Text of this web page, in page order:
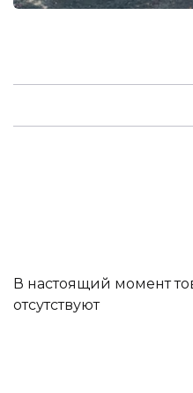
В настоящий момент
отсутствуют